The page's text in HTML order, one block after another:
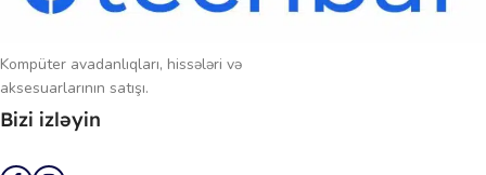
Kompüter avadanlıqları, hissələri və
aksesuarlarının satışı.
Bizi izləyin